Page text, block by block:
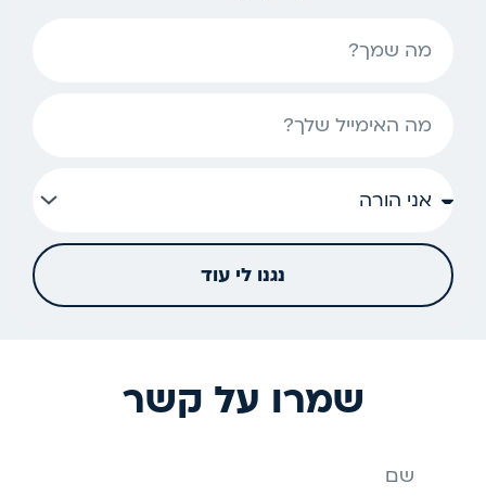
נגנו לי עוד
שמרו על קשר
שם